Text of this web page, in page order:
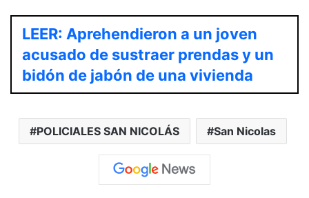
LEER: Aprehendieron a un joven
acusado de sustraer prendas y un
bidón de jabón de una vivienda
POLICIALES SAN NICOLÁS San Nicolas